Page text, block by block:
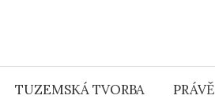
TUZEMSKÁ TVORBA